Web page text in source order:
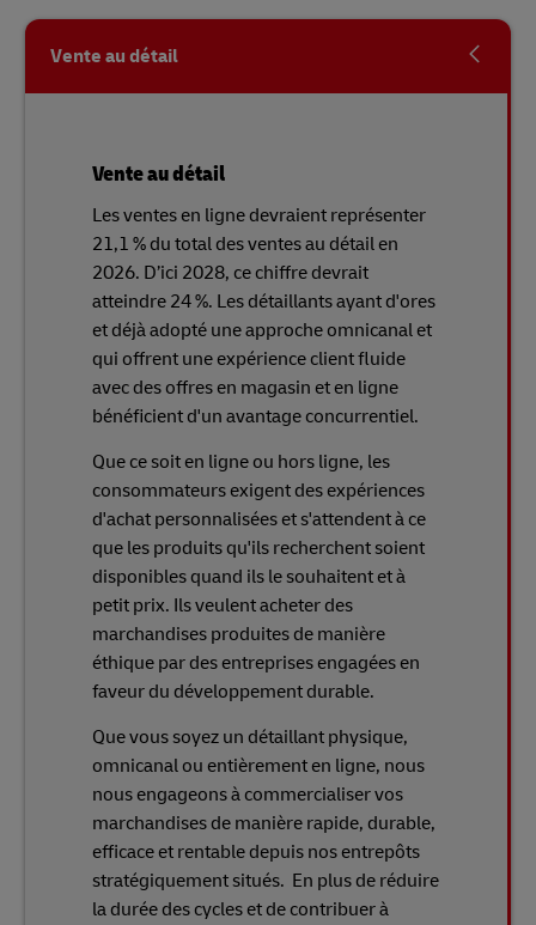
Vente au détail
Vente au détail
Les ventes en ligne devraient représenter
21,1 % du total des ventes au détail en
2026. D’ici 2028, ce chiffre devrait
atteindre 24 %. Les détaillants ayant d'ores
et déjà adopté une approche omnicanal et
qui offrent une expérience client fluide
avec des offres en magasin et en ligne
bénéficient d'un avantage concurrentiel.
Que ce soit en ligne ou hors ligne, les
consommateurs exigent des expériences
d'achat personnalisées et s'attendent à ce
que les produits qu'ils recherchent soient
disponibles quand ils le souhaitent et à
petit prix. Ils veulent acheter des
marchandises produites de manière
éthique par des entreprises engagées en
faveur du développement durable.
Que vous soyez un détaillant physique,
omnicanal ou entièrement en ligne, nous
nous engageons à commercialiser vos
marchandises de manière rapide, durable,
efficace et rentable depuis nos entrepôts
stratégiquement situés. En plus de réduire
la durée des cycles et de contribuer à